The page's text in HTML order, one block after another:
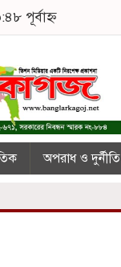
পূর্বাহ্ন
অপরাধ ও দুর্নীতি